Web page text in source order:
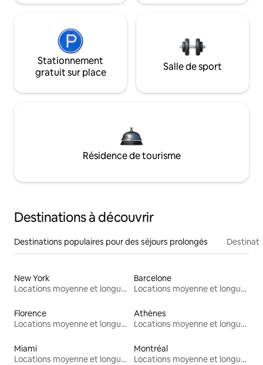
Stationnement
gratuit sur place
Salle de sport
Résidence de tourisme
Destinations à découvrir
Destinations populaires pour des séjours prolongés
New York
Locations moyenne et longue durée
Barcelone
Locations moyenne et longue durée
Florence
Locations moyenne et longue durée
Athènes
Locations moyenne et longue durée
Miami
Locations moyenne et longue durée
Montréal
Locations moyenne et longue durée